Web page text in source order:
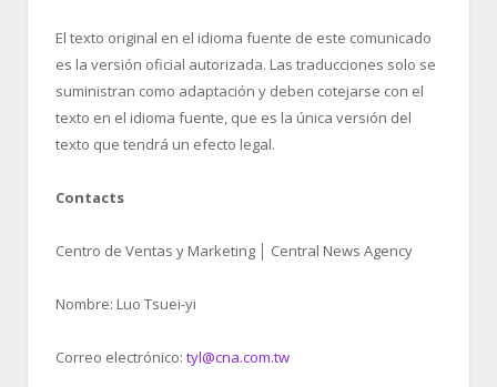
El texto original en el idioma fuente de este comunicado
es la versión oficial autorizada. Las traducciones solo se
suministran como adaptación y deben cotejarse con el
texto en el idioma fuente, que es la única versión del
texto que tendrá un efecto legal.
Contacts
Centro de Ventas y Marketing │ Central News Agency
Nombre: Luo Tsuei-yi
Correo electrónico: tyl@cna.com.tw